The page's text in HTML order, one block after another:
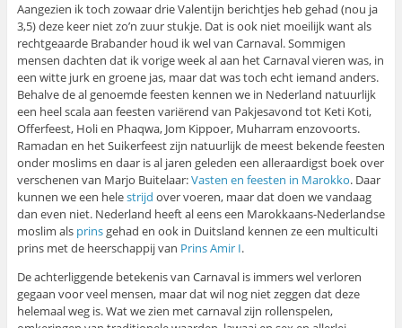
Aangezien ik toch zowaar drie Valentijn berichtjes heb gehad (nou ja
3,5) deze keer niet zo’n zuur stukje. Dat is ook niet moeilijk want als
rechtgeaarde Brabander houd ik wel van Carnaval. Sommigen
mensen dachten dat ik vorige week al aan het Carnaval vieren was, in
een witte jurk en groene jas, maar dat was toch echt iemand anders.
Behalve de al genoemde feesten kennen we in Nederland natuurlijk
een heel scala aan feesten variërend van Pakjesavond tot Keti Koti,
Offerfeest, Holi en Phaqwa, Jom Kippoer, Muharram enzovoorts.
Ramadan en het Suikerfeest zijn natuurlijk de meest bekende feesten
onder moslims en daar is al jaren geleden een alleraardigst boek over
verschenen van Marjo Buitelaar:Vasten en feesten in Marokko. Daar
kunnen we een helestrijd over voeren, maar dat doen we vandaag
dan even niet. Nederland heeft al eens een Marokkaans-Nederlandse
moslim als prinsgehad en ook in Duitsland kennen ze een multiculti
prins met de heerschappij van Prins Amir I.
De achterliggende betekenis van Carnaval is immers wel verloren
gegaan voor veel mensen, maar dat wil nog niet zeggen dat deze
helemaal weg is. Wat we zien met carnaval zijn rollenspelen,